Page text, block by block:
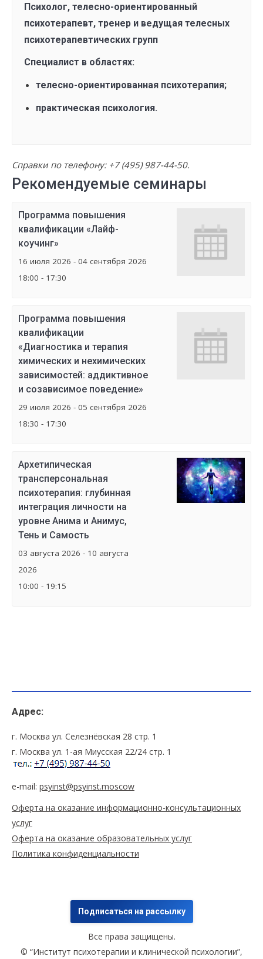
Психолог, телесно-ориентированный
психотерапевт, тренер и ведущая телесных
психотерапевтических групп
Специалист в областях:
телесно-ориентированная психотерапия;
практическая психология.
Справки по телефону: +7 (495) 987-44-50.
Рекомендуемые семинары
Программа повышения
квалификации «Лайф-
коучинг»
16 июля 2026 - 04 сентября 2026
18:00 - 17:30
Программа повышения
квалификации
«Диагностика и терапия
химических и нехимических
зависимостей: аддиктивное
и созависимое поведение»
29 июля 2026 - 05 сентября 2026
18:30 - 17:30
Архетипическая
трансперсональная
психотерапия: глубинная
интеграция личности на
уровне Анима и Анимус,
Тень и Самость
03 августа 2026 - 10 августа
2026
10:00 - 19:15
Адрес:
г. Москва ул. Селезнёвская 28 стр. 1
г. Москва ул. 1-ая Миусская 22/24 стр. 1
e-mail: psyinst@psyinst.moscow
Оферта на оказание информационно-консультационных
услуг
Оферта на оказание образовательных услуг
Политика конфиденциальности
Подписаться на рассылку
Все права защищены.
© “Институт психотерапии и клинической психологии”,